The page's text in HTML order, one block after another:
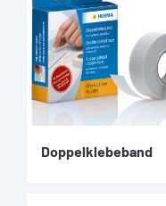
Doppelklebeband